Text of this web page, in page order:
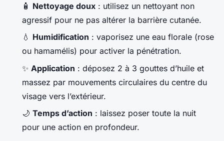
🧴 Nettoyage doux : utilisez un nettoyant non
agressif pour ne pas altérer la barrière cutanée.
💧 Humidification : vaporisez une eau florale (rose
ou hamamélis) pour activer la pénétration.
✨ Application : déposez 2 à 3 gouttes d’huile et
massez par mouvements circulaires du centre du
visage vers l’extérieur.
🌙 Temps d’action : laissez poser toute la nuit
pour une action en profondeur.